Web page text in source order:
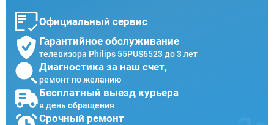
Официальный сервис
Гарантийное обслуживание
телевизора Philips 55PUS6523 до 3 лет
Диагностика за наш счет,
ремонт по желанию
Бесплатный выезд курьера
в день обращения
Срочный ремонт